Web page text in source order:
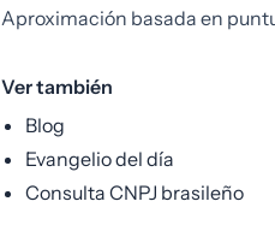
Aproximación basada en
Ver también
Blog
Evangelio del día
Consulta CNPJ brasileño